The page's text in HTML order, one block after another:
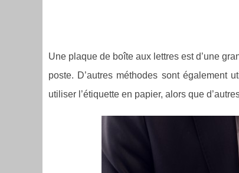
Une plaque de boîte aux lettres est d’une
poste. D’autres méthodes sont également
utiliser l’étiquette en papier, alors que